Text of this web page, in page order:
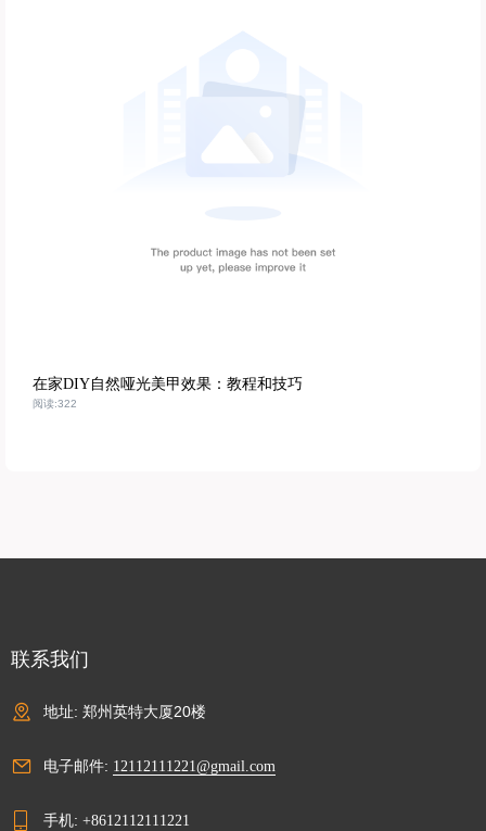
在家DIY自然哑光美甲效果：教程和技巧
阅读:322
联系我们
地址: 郑州英特大厦20楼
电子邮件: 12112111221@gmail.com
手机: +8612112111221